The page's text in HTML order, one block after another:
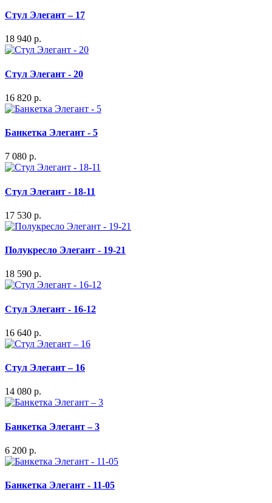
Стул Элегант – 17
18 940 р.
Стул Элегант - 20
16 820 р.
Банкетка Элегант - 5
7 080 р.
Стул Элегант - 18-11
17 530 р.
Полукресло Элегант - 19-21
18 590 р.
Стул Элегант - 16-12
16 640 р.
Стул Элегант – 16
14 080 р.
Банкетка Элегант – 3
6 200 р.
Банкетка Элегант - 11-05